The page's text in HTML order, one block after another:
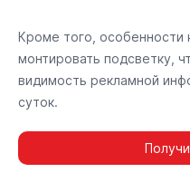
Кроме того, особенности
монтировать подсветку,
видимость рекламной
суток.